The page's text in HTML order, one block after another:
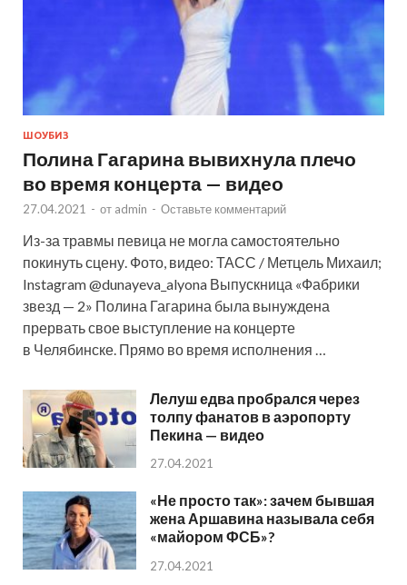
ШОУБИЗ
Полина Гагарина вывихнула плечо
во время концерта — видео
27.04.2021 - от admin - Оставьте комментарий
Из-за травмы певица не могла самостоятельно
покинуть сцену. Фото, видео: ТАСС / Метцель Михаил;
Instagram @dunayeva_alyona Выпускница «Фабрики
звезд — 2» Полина Гагарина была вынуждена
прервать свое выступление на концерте
в Челябинске. Прямо во время исполнения …
Лелуш едва пробрался через
толпу фанатов в аэропорту
Пекина — видео
27.04.2021
«Не просто так»: зачем бывшая
жена Аршавина называла себя
«майором ФСБ»?
27.04.2021